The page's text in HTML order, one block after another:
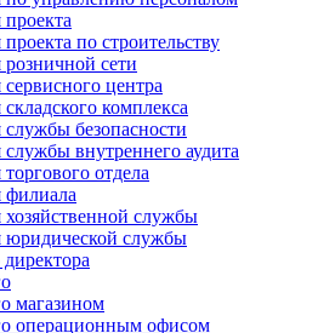
проекта
по строительству
розничной сети
сервисного центра
комплекса
службы безопасности
службы внутреннего аудита
отдела
филиала
хозяйственной службы
юридической службы
директора
магазином
операционным офисом